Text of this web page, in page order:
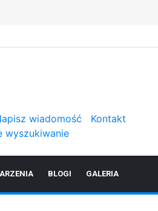
wiadomość
Kontakt
wyszukiwanie
BLOGI GALERIA